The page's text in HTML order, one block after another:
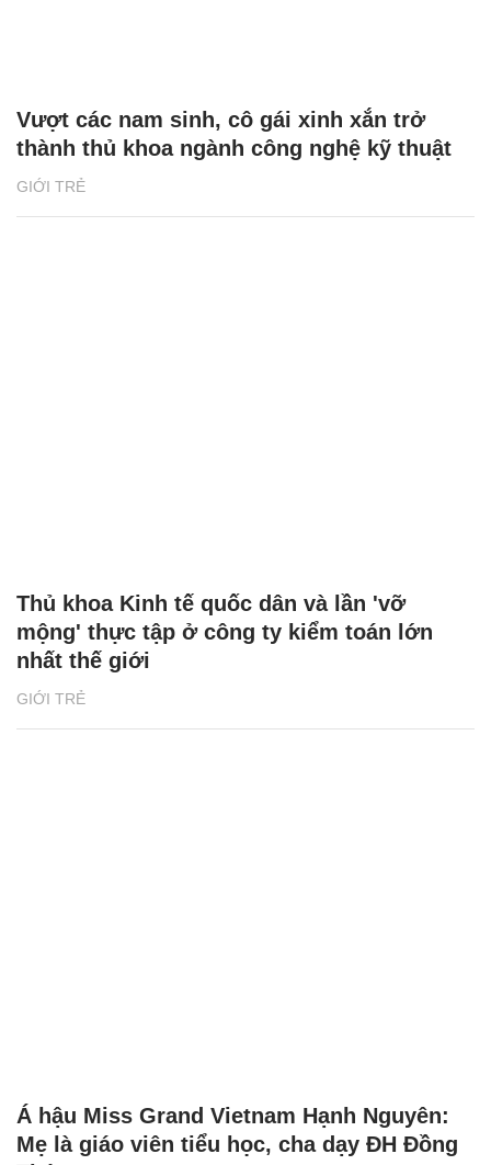
GIỚI TRẺ
Vượt các nam sinh, cô gái xinh xắn trở
thành thủ khoa ngành công nghệ kỹ thuật
GIỚI TRẺ
Thủ khoa Kinh tế quốc dân và lần 'vỡ
mộng' thực tập ở công ty kiểm toán lớn
nhất thế giới
Á hậu Miss Grand Vietnam Hạnh Nguyên:
Mẹ là giáo viên tiểu học, cha dạy ĐH Đồng